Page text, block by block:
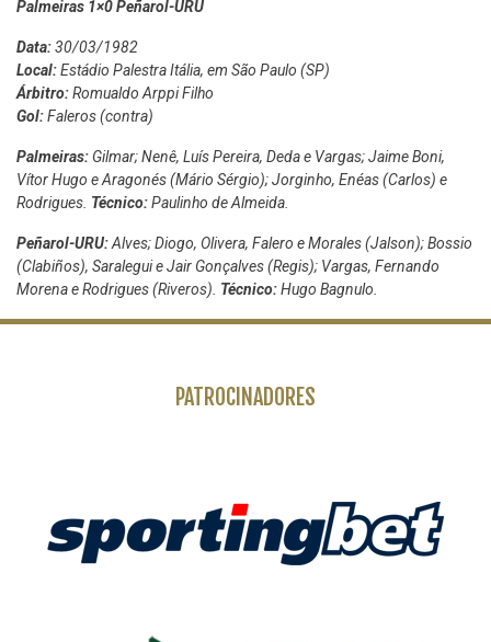
Palmeiras 1×0 Peñarol-URU
Data:30/03/1982
Local:Estádio Palestra Itália, em São Paulo (SP)
Árbitro:Romualdo Arppi Filho
Gol:Faleros (contra)
Palmeiras: Gilmar; Nenê, Luís Pereira, Deda e Vargas; Jaime Boni,
Vítor Hugo e Aragonés (Mário Sérgio); Jorginho, Enéas (Carlos) e
Rodrigues. Técnico:Paulinho de Almeida.
Peñarol-URU:Alves; Diogo, Olivera, Falero e Morales (Jalson); Bossio
(Clabiños), Saralegui e Jair Gonçalves (Regis); Vargas, Fernando
Morena e Rodrigues (Riveros). Técnico:Hugo Bagnulo.
PATROCINADORES